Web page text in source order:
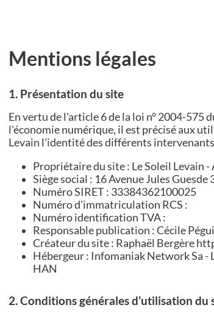
Mentions légales
1. Présentation du site
En vertu de l'article 6 de la loi n° 2004-575
l'économie numérique, il est précisé aux
Levain l'identité des différents
Propriétaire du site : Le Soleil Levain -
Siège social : 16 Avenue Jules Guesde
Numéro SIRET : 33384362100025
Numéro d'immatriculation RCS :
Numéro identification TVA :
Responsable publication : Cécile
Créateur du site : Raphaël Bergère
Hébergeur : Infomaniak Network Sa -
HAN
2. Conditions générales d’utilisation du